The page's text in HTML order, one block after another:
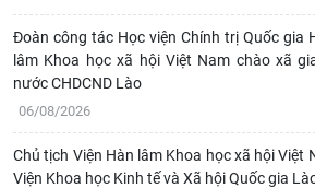
Đoàn công tác Học viện Chính trị Quốc gia
lâm Khoa học xã hội Việt Nam chào xã
nước CHDCND Lào
06/08/2026
Chủ tịch Viện Hàn lâm Khoa học xã hội Việt
Viện Khoa học Kinh tế và Xã hội Quốc gia